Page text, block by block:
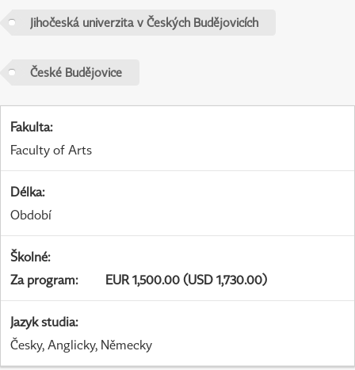
Jihočeská univerzita v Českých Budějovicích
České Budějovice
Fakulta:
Faculty of Arts
Délka:
Období
Školné:
Za program: EUR 1,500.00 (USD 1,730.00)
Jazyk studia:
Česky, Anglicky, Německy